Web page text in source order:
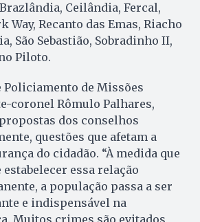
Ceilândia, Fercal,
Way, Recanto das Emas, Riacho
São Sebastião, Sobradinho II,
Piloto.
Policiamento de Missões
coronel Rômulo Palhares,
dos conselhos
questões que afetam a
do cidadão. “À medida que
estabelecer essa relação
a população passa a ser
e indispensável na